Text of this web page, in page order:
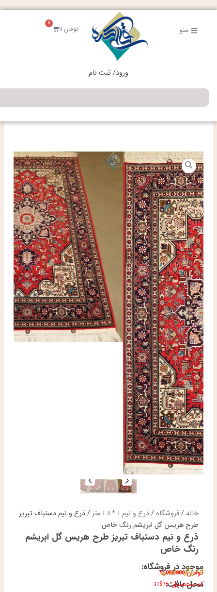
رفتن
منو تومان0
0
سبد
خرید
ورود/ ثبت نام
جستجو
خانه /فروشگاه/ذرع و نیم 1 * 1.5 متر
/ ذرع و نیم دستباف تبریز
طرح هریس گل ابریشم رنگ خاص
ذرع و نیم دستباف تبریز طرح هریس گل ابریشم
رنگ خاص
موجود در فروشگاه:
اندرزگو،سلیمی
محل بافت:
تومان70,000,000
کد محصول: 31875